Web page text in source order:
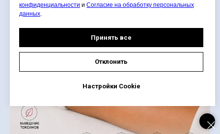
конфиденциальности и Согласие на обработку персональных
данных
Принять все
Отклонить
Настройки Cookie